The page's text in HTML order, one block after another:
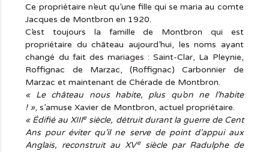
Ce propriétaire n’eut qu’une fille qui se maria au comte
Jacques de Montbron en 1920.
C’est toujours la famille de Montbron qui est
propriétaire du château aujourd’hui, les noms ayant
changé du fait des mariages : Saint-Clar, La Pleynie,
Roffignac de Marzac, (Roffignac) Carbonnier de
Marzac et maintenant de Chérade de Montbron.
« Le château nous habite, plus qu’on ne l’habite
! », s’amuse Xavier de Montbron, actuel propriétaire.
« Édifié au XIIIesiècle, détruit durant la guerre de Cent
Ans pour éviter qu’il ne serve de point d’appui aux
Anglais, reconstruit au XVesiècle par Radulphe de